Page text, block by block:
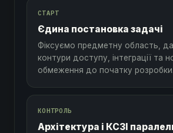
СТАРТ
Єдина постановка задачі
Фіксуємо предметну область,
контури доступу, інтеграції та
обмеження до початку розробки.
КОНТРОЛЬ
Архітектура і КСЗІ